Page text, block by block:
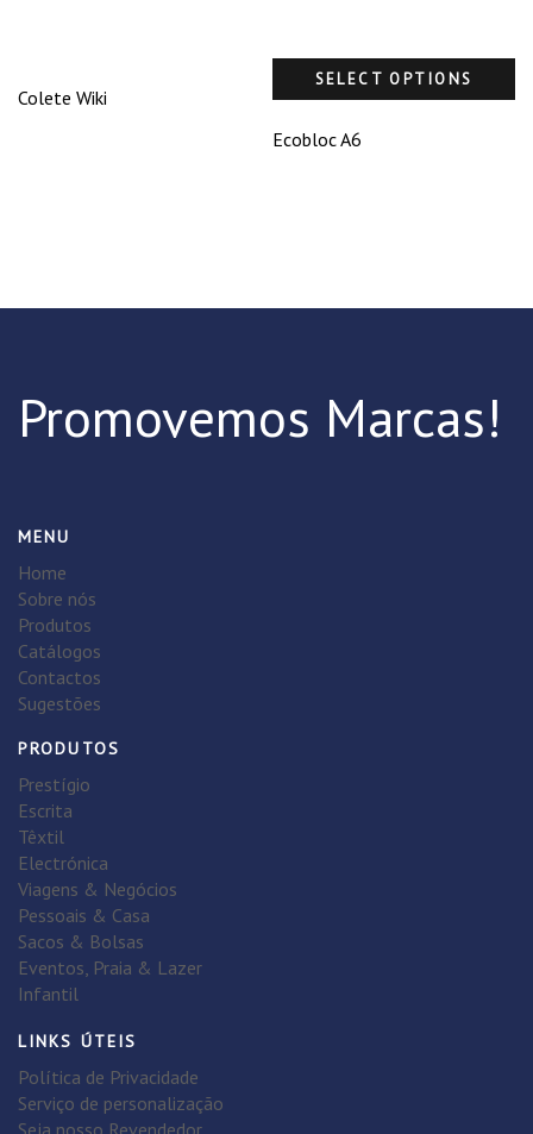
Colete Wiki
SELECT OPTIONS
Ecobloc A6
Promovemos Marcas!
MENU
Home
Sobre nós
Produtos
Catálogos
Contactos
Sugestões
PRODUTOS
Prestígio
Escrita
Têxtil
Electrónica
Viagens & Negócios
Pessoais & Casa
Sacos & Bolsas
Eventos, Praia & Lazer
Infantil
LINKS ÚTEIS
Política de Privacidade
Serviço de personalização
Seja nosso Revendedor